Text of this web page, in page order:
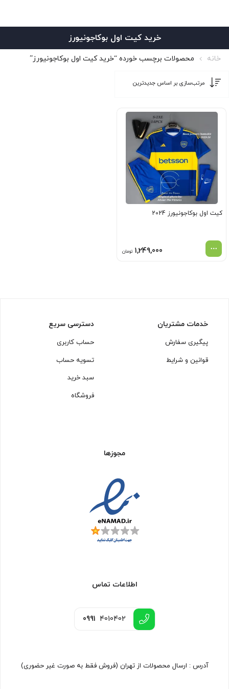
خرید کیت اول بوکاجونیورز
خانه محصولات برچسب خورده “خرید کیت اول بوکاجونیورز”
کیت اول بوکاجونیورز 2024
1,249,000 تومان
خدمات مشتریان
پیگیری سفارش
قوانین و شرایط
دسترسی سریع
حساب کاربری
تسویه حساب
سبد خرید
فروشگاه
مجوزها
اطلاعات تماس
0991 4010402
آدرس : ارسال محصولات از تهران (فروش فقط به صورت غیر حضوری)